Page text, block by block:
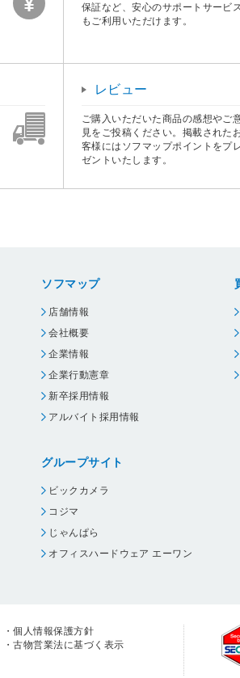
保証など、安心のサポートサービス
もご利用いただけます。
レビュー
ご購入いただいた商品の感想やご
見をご投稿ください。掲載された
客様にはソフマップポイントをプ
ゼントいたします。
ソフマップ
店舗情報
会社概要
企業情報
企業行動憲章
新卒採用情報
アルバイト採用情報
グループサイト
ビックカメラ
コジマ
じゃんぱら
オフィスハードウェア エーワン
・個人情報保護方針
・古物営業法に基づく表示